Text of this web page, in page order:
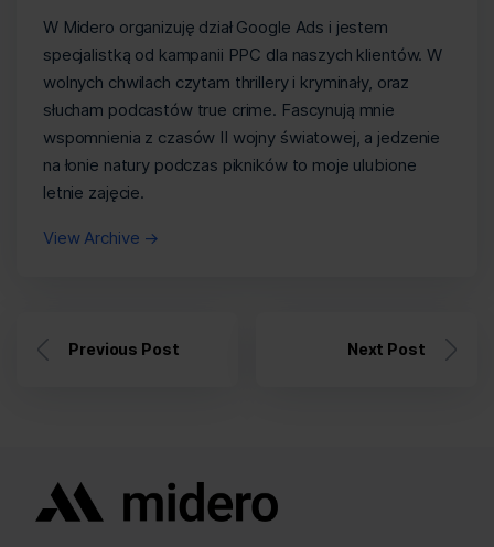
W Midero organizuję dział Google Ads i jestem
specjalistką od kampanii PPC dla naszych klientów. W
wolnych chwilach czytam thrillery i kryminały, oraz
słucham podcastów true crime. Fascynują mnie
wspomnienia z czasów II wojny światowej, a jedzenie
na łonie natury podczas pikników to moje ulubione
letnie zajęcie.
View Archive →
Previous Post Next Post